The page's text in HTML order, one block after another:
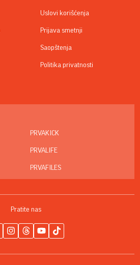
Uslovi korišćenja
Prijava smetnji
Saopštenja
Politika privatnosti
PRVAKICK
PRVALIFE
PRVAFILES
Pratite nas